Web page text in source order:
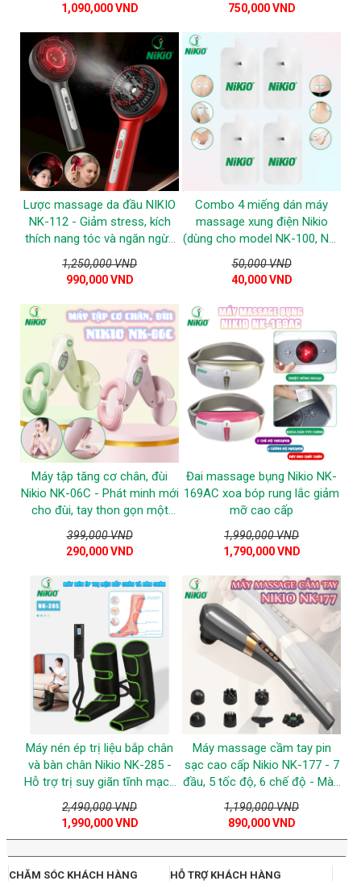
1,090,000 VND
750,000 VND
Lược massage da đầu NIKIO
NK-112 - Giảm stress, kích
thích nang tóc và ngăn ngừa
tóc gãy rụng
1,250,000 VND
990,000 VND
Combo 4 miếng dán máy
massage xung điện Nikio
(dùng cho model NK-100, NK-
101, NK-102, NK-103, NK-105)
50,000 VND
40,000 VND
Máy tập tăng cơ chân, đùi
Nikio NK-06C - Phát minh mới
cho đùi, tay thon gọn một
cách tự nhiên
399,000 VND
290,000 VND
Đai massage bụng Nikio NK-
169AC xoa bóp rung lắc giảm
mỡ cao cấp
1,990,000 VND
1,790,000 VND
Máy nén ép trị liệu bắp chân
và bàn chân Nikio NK-285 -
Hỗ trợ trị suy giãn tĩnh mạch
chân và đau nhức chân -
Xanh lá
2,490,000 VND
1,990,000 VND
Máy massage cầm tay pin
sạc cao cấp Nikio NK-177 - 7
đầu, 5 tốc độ, 6 chế độ - Màu
xám
1,190,000 VND
890,000 VND
CHĂM SÓC KHÁCH HÀNG HỖ TRỢ KHÁCH HÀNG